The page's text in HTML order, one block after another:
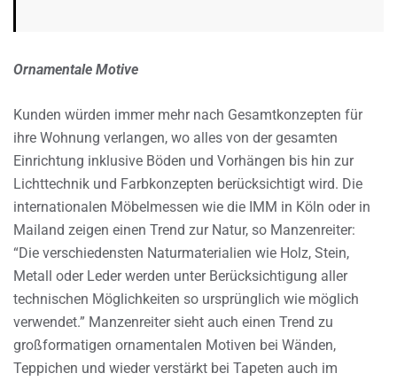
Ornamentale Motive
Kunden würden immer mehr nach Gesamtkonzepten für
ihre Wohnung verlangen, wo alles von der gesamten
Einrichtung inklusive Böden und Vorhängen bis hin zur
Lichttechnik und Farbkonzepten berücksichtigt wird. Die
internationalen Möbelmessen wie die IMM in Köln oder in
Mailand zeigen einen Trend zur Natur, so Manzenreiter:
“Die verschiedensten Naturmaterialien wie Holz, Stein,
Metall oder Leder werden unter Berücksichtigung aller
technischen Möglichkeiten so ursprünglich wie möglich
verwendet.” Manzenreiter sieht auch einen Trend zu
großformatigen ornamentalen Motiven bei Wänden,
Teppichen und wieder verstärkt bei Tapeten auch im